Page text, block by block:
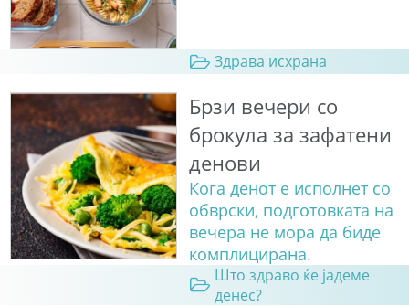
Здрава исхрана
Брзи вечери со
брокула за зафатени
денови
Кога денот е исполнет со
обврски, подготовката на
вечера не мора да биде
комплицирана.
Што здраво ќе јадеме
денес?